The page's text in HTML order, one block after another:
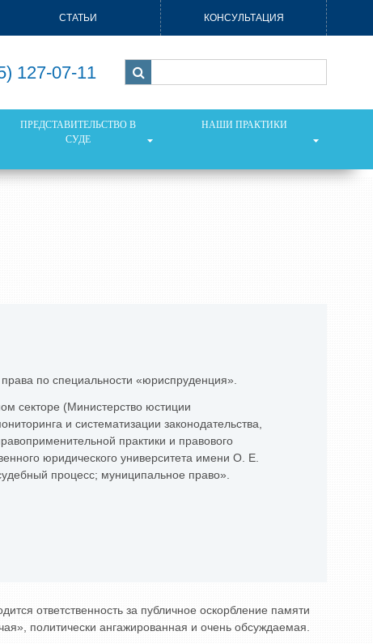
СТАТЬИ КОНСУЛЬТАЦИЯ
127-07-11
ПРЕДСТАВИТЕЛЬСТВО В
СУДЕ
НАШИ ПРАКТИКИ
по специальности «юриспруденция».
секторе (Министерство юстиции
и систематизации законодательства,
практики и правового
юридического университета имени О. Е.
процесс; муниципальное право».
ответственность за публичное оскорбление памяти
политически ангажированная и очень обсуждаемая.